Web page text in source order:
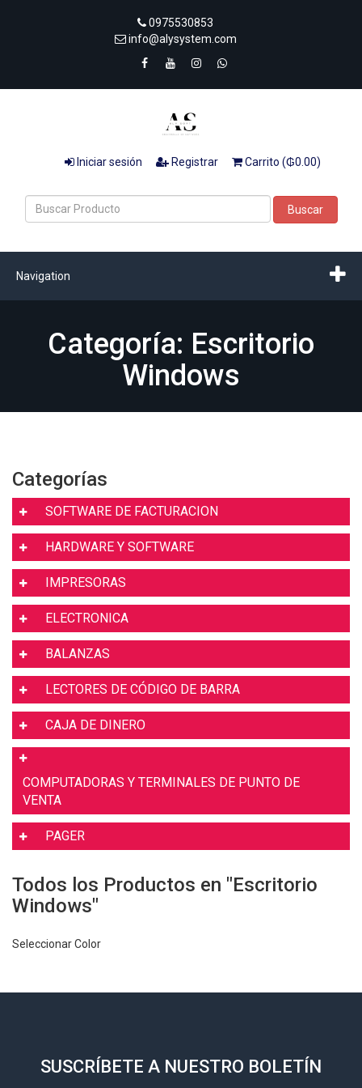
0975530853
info@alysystem.com
Iniciar sesión Registrar Carrito (₲0.00)
Buscar
Navigation
Categoría: Escritorio
Windows
Categorías
SOFTWARE DE FACTURACION
HARDWARE Y SOFTWARE
IMPRESORAS
ELECTRONICA
BALANZAS
LECTORES DE CÓDIGO DE BARRA
CAJA DE DINERO
COMPUTADORAS Y TERMINALES DE PUNTO DE
VENTA
PAGER
Todos los Productos en "Escritorio
Windows"
Seleccionar Color
SUSCRÍBETE A NUESTRO BOLETÍN